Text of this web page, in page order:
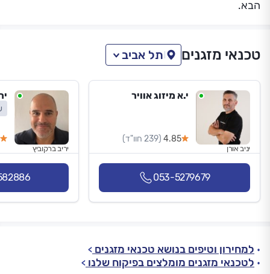
הבא.
טכנאי מזגנים תל אביב
י.א מיזוג אוויר
4.85 (239 חוו"ד)
יניב אורן
053-5279679
יריב ברקוביץ
למחירון וטיפים בנושא טכנאי מזגנים
לטכנאי מזגנים מומלצים בפיקוח שלנו